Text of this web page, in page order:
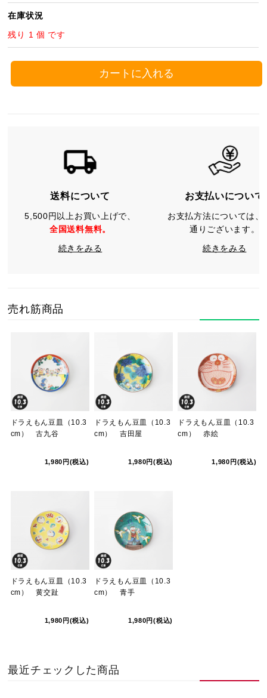
在庫状況
残り 1 個 です
カートに入れる
送料について
5,500円以上お買い上げで、
全国送料無料。
続きをみる
お支払いについて
お支払方法については、
通りございます。
続きをみる
売れ筋商品
ドラえもん豆皿（10.3
cm） 古九谷
1,980円(税込)
ドラえもん豆皿（10.3
cm） 吉田屋
1,980円(税込)
ドラえもん豆皿（10.3
cm） 赤絵
1,980円(税込)
ドラえもん豆皿（10.3
cm） 黄交趾
1,980円(税込)
ドラえもん豆皿（10.3
cm） 青手
1,980円(税込)
最近チェックした商品